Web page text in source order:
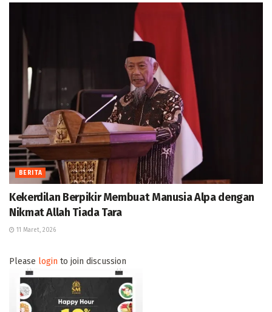
BERITA
Kekerdilan Berpikir Membuat Manusia Alpa dengan
Nikmat Allah Tiada Tara
11 Maret, 2026
Please login to join discussion